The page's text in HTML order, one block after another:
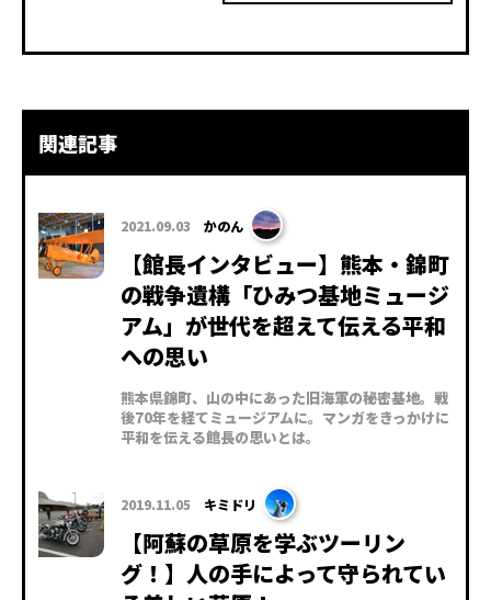
関連記事
2021.09.03 かのん
【館長インタビュー】熊本・錦町
の戦争遺構「ひみつ基地ミュージ
アム」が世代を超えて伝える平和
への思い
熊本県錦町、山の中にあった旧海軍の秘密基地。戦
後70年を経てミュージアムに。マンガをきっかけに
平和を伝える館長の思いとは。
2019.11.05 キミドリ
【阿蘇の草原を学ぶツーリン
グ！】人の手によって守られてい